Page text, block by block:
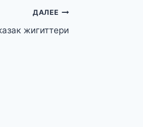
ДАЛЕЕ
жигиттери